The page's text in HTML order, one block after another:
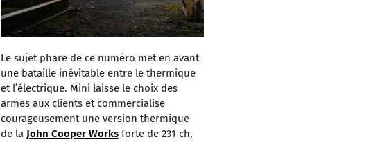
Le sujet phare de ce numéro met en avant
une bataille inévitable entre le thermique
et l’électrique. Mini laisse le choix des
armes aux clients et commercialise
courageusement une version thermique
de la John Cooper Works forte de 231 ch,